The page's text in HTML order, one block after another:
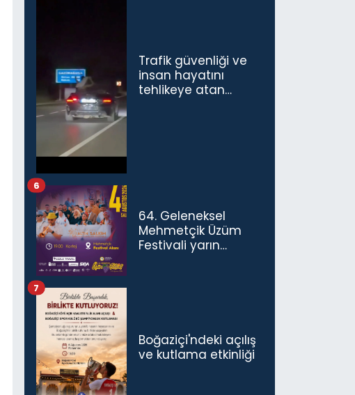
Trafik güvenliği ve
insan hayatını
tehlikeye atan
64. Geleneksel
Mehmetçik Üzüm
Festivali yarın
6
Boğaziçi'ndeki açılış
ve kutlama etkinliği
7